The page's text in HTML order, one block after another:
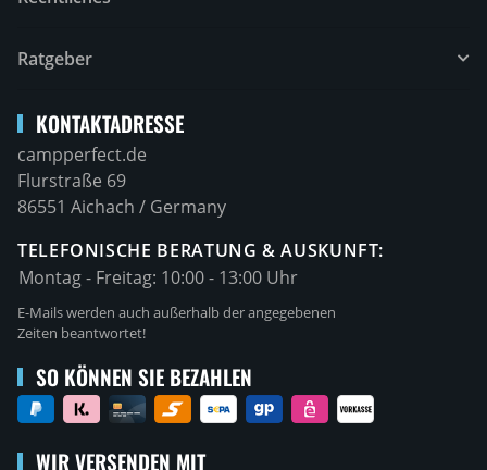
Ratgeber
KONTAKTADRESSE
campperfect.de
Flurstraße 69
86551 Aichach / Germany
TELEFONISCHE BERATUNG & AUSKUNFT:
Montag - Freitag: 10:00 - 13:00 Uhr
E-Mails werden auch außerhalb der angegebenen
Zeiten beantwortet!
SO KÖNNEN SIE BEZAHLEN
WIR VERSENDEN MIT